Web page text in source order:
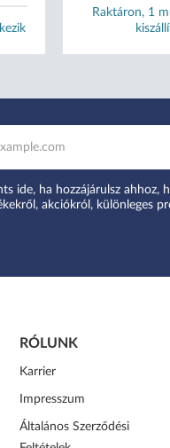
Raktáron, 1
ide, ha hozzájárulsz ahhoz,
akciókról, különleges
RÓLUNK
Karrier
Impresszum
Általános Szerződési